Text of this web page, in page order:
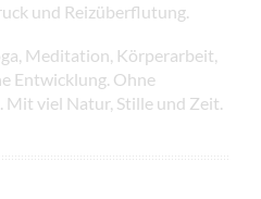
und Reizüberflutung.
Meditation, Körperarbeit,
Entwicklung. Ohne
Mit viel Natur, Stille und Zeit.